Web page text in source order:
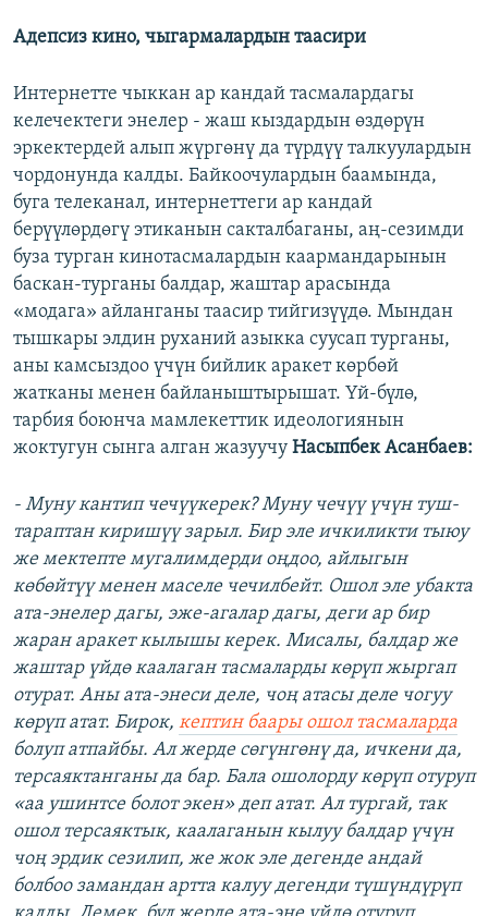
Адепсиз кино, чыгармалардын таасири
Интернетте чыккан ар кандай тасмалардагы
келечектеги энелер - жаш кыздардын өздөрүн
эркектердей алып жүргөнү да түрдүү талкуулардын
чордонунда калды. Байкоочулардын баамында,
буга телеканал, интернеттеги ар кандай
берүүлөрдөгү этиканын сакталбаганы, аң-сезимди
буза турган кинотасмалардын каармандарынын
баскан-турганы балдар, жаштар арасында
«модага» айланганы таасир тийгизүүдө. Мындан
тышкары элдин руханий азыкка суусап турганы,
аны камсыздоо үчүн бийлик аракет көрбөй
жатканы менен байланыштырышат. Үй-бүлө,
тарбия боюнча мамлекеттик идеологиянын
жоктугун сынга алган жазуучу Насыпбек Асанбаев:
- Муну кантип чечүүкерек? Муну чечүү үчүн туш-
тараптан киришүү зарыл. Бир эле ичкиликти тыюу
же мектепте мугалимдерди оңдоо, айлыгын
көбөйтүү менен маселе чечилбейт. Ошол эле убакта
ата-энелер дагы, эже-агалар дагы, деги ар бир
жаран аракет кылышы керек. Мисалы, балдар же
жаштар үйдө каалаган тасмаларды көрүп жыргап
отурат. Аны ата-энеси деле, чоң атасы деле чогуу
көрүп атат. Бирок, кептин баары ошол тасмаларда
болуп атпайбы. Ал жерде сөгүнгөнү да, ичкени да,
терсаяктанганы да бар. Бала ошолорду көрүп отуруп
«аа ушинтсе болот экен» деп атат. Ал тургай, так
ошол терсаяктык, каалаганын кылуу балдар үчүн
чоң эрдик сезилип, же жок эле дегенде андай
болбоо замандан артта калуу дегенди түшүндүрүп